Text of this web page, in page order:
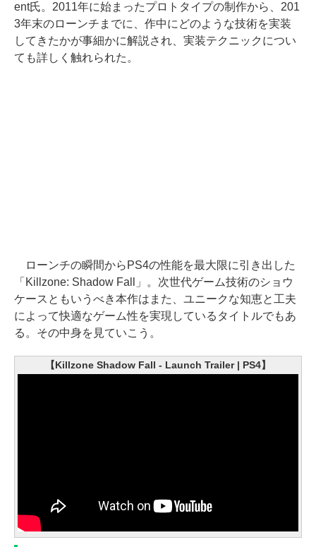
ent氏。2011年に始まったプロトタイプの制作から、201
3年末のローンチまでに、作中にどのような技術を実装
してきたかが事細かに解説され、実装テクニックについ
ても詳しく触れられた。
ローンチの瞬間からPS4の性能を最大限に引き出した
「Killzone: Shadow Fall」。次世代ゲーム技術のショウ
ケースともいうべき本作はまた、ユニークな知恵と工夫
によって快適なゲーム性を実現しているタイトルでもあ
る。その中身を見ていこう。
【Killzone Shadow Fall - Launch Trailer | PS4】